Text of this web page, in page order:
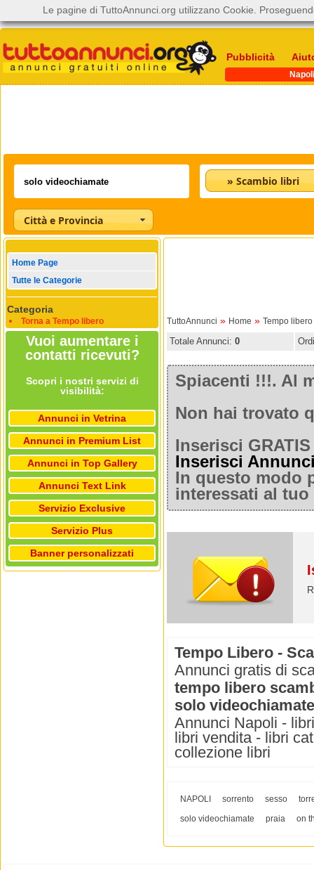
Pubblicità
Napoli
» Scambio libri
Città e Provincia
Home Page
Tutte le Categorie
Categoria
Torna a Tempo libero
Vuoi aumentare i
contatti ricevuti?
Scopri i nostri servizi di
visibilità:
Annunci in Vetrina
Annunci in Premium List
Annunci in Top Gallery
Annunci Text Link
Servizio Exclusive
Servizio Plus
Banner personalizzati
TuttoAnnunci » Home » Tempo libero
Totale Annunci: 0
Spiacenti !!!. Al
Non hai trovato
Inserisci
Inserisci
In questo modo
interessati al
Tempo Libero -
Annunci gratis di
tempo libero
solo videochiamate
Annunci Napoli -
libri vendita - libri
collezione libri
NAPOLI sorrento sesso
solo videochiamate
praia on
Le pagine di TuttoAnnunci.org utilizzano Cookie.